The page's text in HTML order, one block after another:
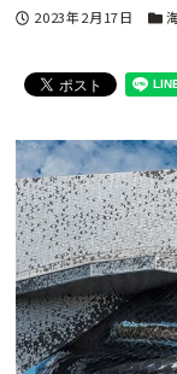
投稿日
2023年2月17日 カ